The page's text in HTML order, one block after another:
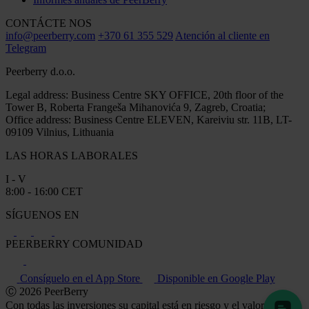
CONTÁCTE NOS
info@peerberry.com +370 61 355 529 Atención al cliente en
Telegram
Peerberry d.o.o.
Legal address: Business Centre SKY OFFICE, 20th floor of the
Tower B, Roberta Frangeša Mihanovića 9, Zagreb, Croatia;
Office address: Business Centre ELEVEN, Kareiviu str. 11B, LT-
09109 Vilnius, Lithuania
LAS HORAS LABORALES
I - V
8:00 - 16:00 CET
SÍGUENOS EN
PEERBERRY COMUNIDAD
Consíguelo en el App Store
Disponible en Google Play
Ⓒ 2026 PeerBerry
Con todas las inversiones su capital está en riesgo y el valor de sus